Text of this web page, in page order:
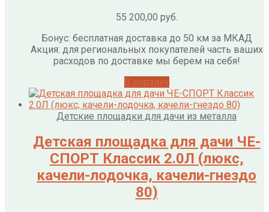
55 200,00 руб.
Бонус: бесплатная доставка до 50 км за МКАД
Акция: для региональных покупателей часть ваших
расходов по доставке мы берем на себя!
Детские площадки для дачи из металла
Детская площадка для дачи ЧЕ-
СПОРТ Классик 2.0Л (люкс,
качели-лодочка, качели-гнездо
80)